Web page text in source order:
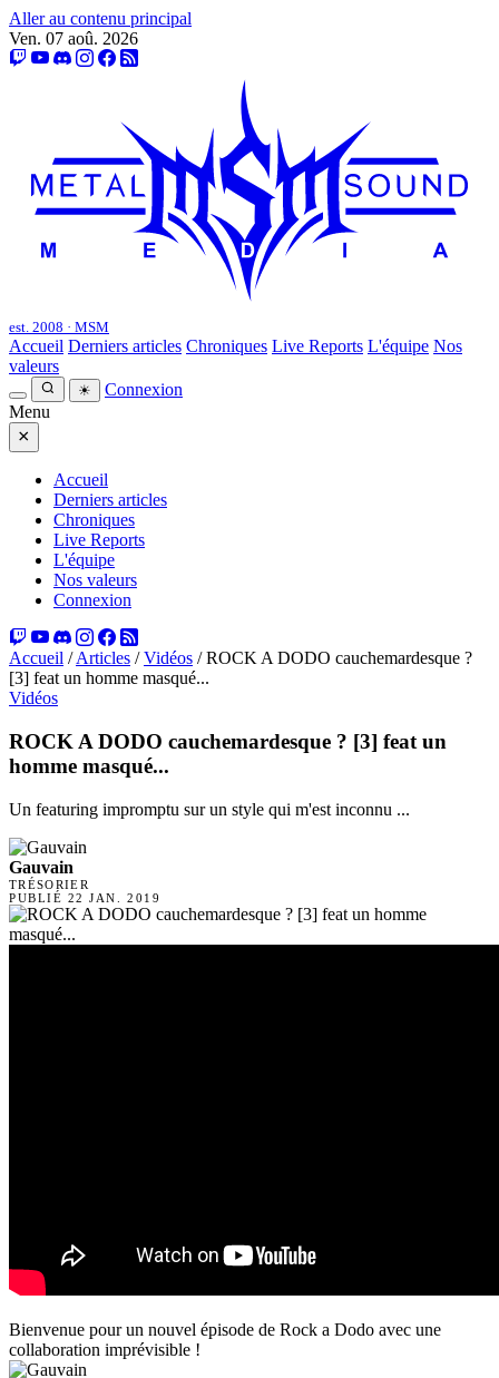
Aller au contenu principal
Ven. 07 aoû. 2026
est. 2008 · MSM
Accueil Derniers articles Chroniques Live Reports L'équipe Nos
valeurs
☀
Connexion
Menu
×
Accueil
Derniers articles
Chroniques
Live Reports
L'équipe
Nos valeurs
Connexion
Accueil / Articles / Vidéos / ROCK A DODO cauchemardesque ?
[3] feat un homme masqué...
Vidéos
ROCK A DODO cauchemardesque ? [3] feat un
homme masqué...
Un featuring impromptu sur un style qui m'est inconnu ...
Gauvain
TRÉSORIER
PUBLIÉ 22 JAN. 2019
Bienvenue pour un nouvel épisode de Rock a Dodo avec une
collaboration imprévisible !